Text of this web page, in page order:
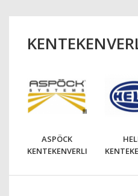
ASPÖCK
KENTEKENVERLICHTING